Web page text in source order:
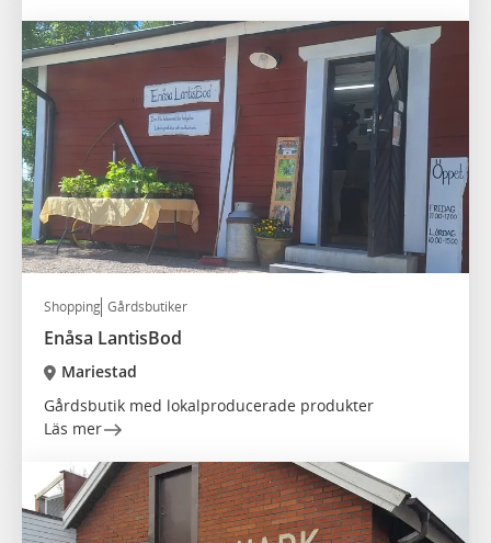
Shopping Gårdsbutiker
Enåsa LantisBod
Mariestad
Gårdsbutik med lokalproducerade produkter
Läs mer